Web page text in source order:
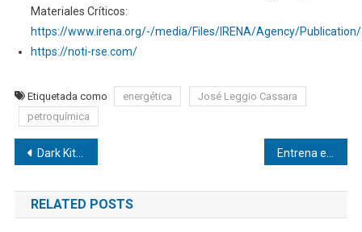
Materiales Críticos:
https://www.irena.org/-/media/Files/IRENA/Agency/
https://noti-rse.com/
Etiquetada como energética
José Leggio Cassara
petroquímica
Navegación
de
entradas
Dark Kitchens y Microlocales: El Éxito Inmobiliario y Financiero según Francesco Lovaglio Tafuri Entrena en Casa sin Equipos: Guía de Fitness por Mariangel Arruebarrera Loreto
RELATED POSTS